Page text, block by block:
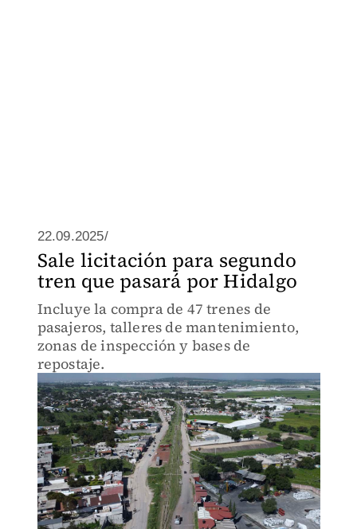
22.09.2025/
Sale licitación para segundo
tren que pasará por Hidalgo
Incluye la compra de 47 trenes de
pasajeros, talleres de mantenimiento,
zonas de inspección y bases de
repostaje.